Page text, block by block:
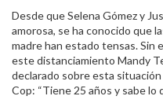
Desde que Selena Gómez y
amorosa, se ha conocido que
madre han estado tensas. Sin
este distanciamiento Mandy
declarado sobre esta
Cop: “Tiene 25 años y sabe lo